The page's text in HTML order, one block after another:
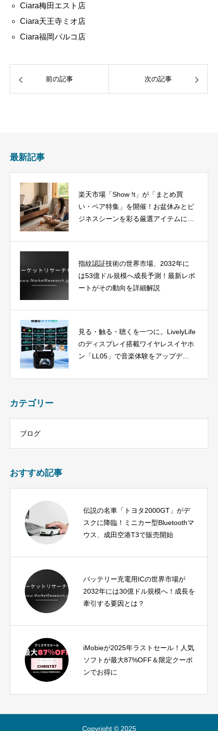
Ciara梅田エスト店
Ciara天王寺ミオ店
Ciara福岡パルコ店
前の記事 次の記事
最新記事
楽天市場「Show !t」が「まとめ買
い・ペア特集」を開催！お盆休みとビ
ジネスシーンを彩る厳選アイテムに注
指紋認証技術の世界市場、2032年に
は53億ドル規模へ成長予測！最新レポ
ートがその動向を詳細解説
見る・触る・聴くを一つに。LivelyLife
のディスプレイ搭載ワイヤレスイヤホ
ン「LL05」で音楽体験をアップデー
カテゴリー
ブログ
おすすめ記事
伝説の名車「トヨタ2000GT」がデ
スクに降臨！ミニカー型Bluetoothマ
ウス、成田空港T3で販売開始
バッテリー充電用ICの世界市場が
2032年には30億ドル規模へ！成長を
牽引する要因とは？
iMobieが2025年ラストセール！人気
ソフトが最大87%OFF＆限定クーポ
ンでお得に
Copyright © 2025